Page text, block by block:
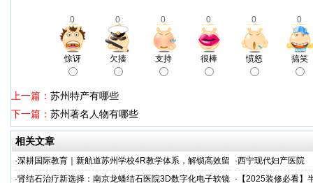
0 0 0 0 0 0
惊讶 欠揍 支持 很棒 愤怒 搞笑
上一篇： 苏州特产有哪些
下一篇： 苏州著名人物有哪些
相关文章
·深耕国际教育｜新航道苏州学校4R教学体系，解锁高效留
学备考之路
·西宁现代妇产医院
·肾结石治疗新选择：南京龙蟠结石医院3D数字化电子软镜 · 【2025装修必看